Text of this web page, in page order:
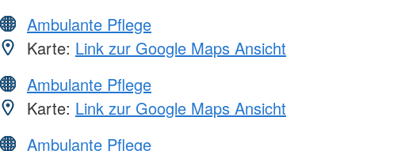
Ambulante Pflege
Karte: Link zur Google Maps Ansicht
Ambulante Pflege
Karte: Link zur Google Maps Ansicht
Ambulante Pflege